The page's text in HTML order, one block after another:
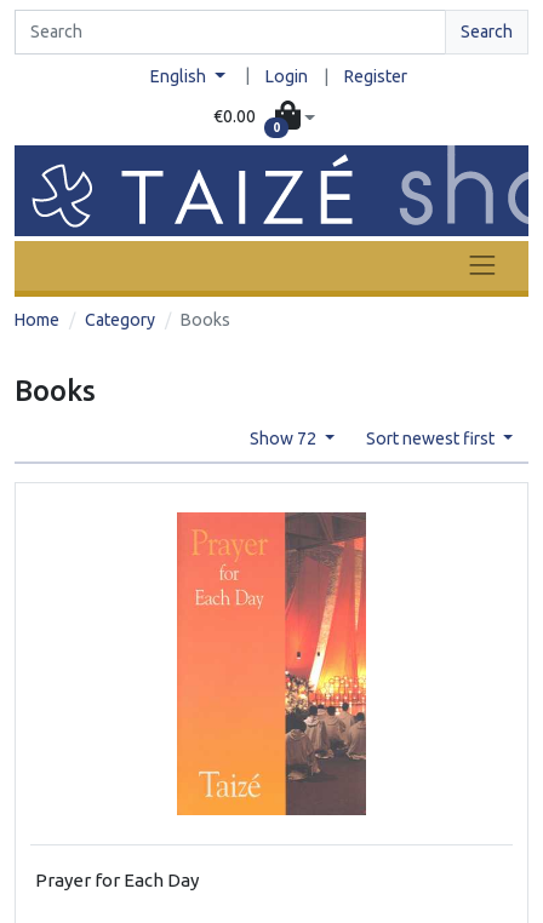
Search
English Login Register
€0.00
0
Home Category Books
Books
Show 72 Sort newest first
Prayer for Each Day